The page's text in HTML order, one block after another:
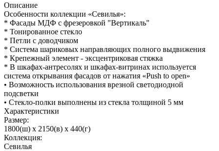
Описание
Особенности коллекции «Севилья»:
* Фасады МДФ с фрезеровкой "Вертикаль"
* Тонированное стекло
* Петли с доводчиком
* Система шариковых направляющих полного выдвижения
* Крепежный элемент - эксцентриковая стяжка
* В шкафах-антресолях и шкафах-витринах используется
система открывания фасадов от нажатия «Push to open»
• Возможность использования врезной светодиодной
подсветки
• Стекло-полки выполнены из стекла толщиной 5 мм
Характеристики
Размер:
1800(ш) x 2150(в) x 440(г)
Коллекция:
Севилья